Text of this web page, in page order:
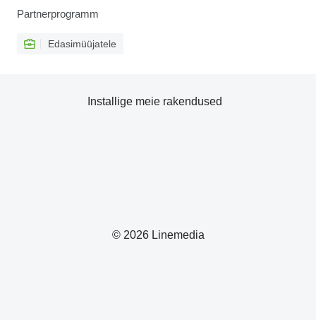
Partnerprogramm
Edasimüüjatele
© 2026 Linemedia
Installige meie rakendused